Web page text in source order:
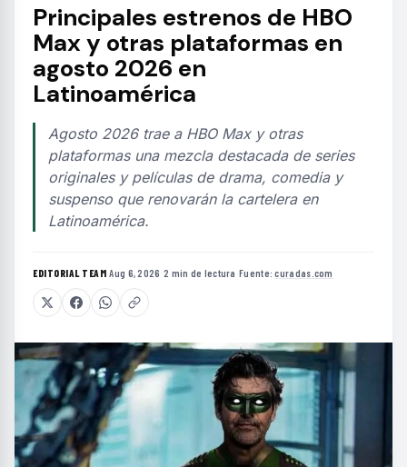
Principales estrenos de HBO
Max y otras plataformas en
agosto 2026 en
Latinoamérica
Agosto 2026 trae a HBO Max y otras
plataformas una mezcla destacada de series
originales y películas de drama, comedia y
suspenso que renovarán la cartelera en
Latinoamérica.
EDITORIAL TEAM·Aug 6, 2026 ·2 min de lectura ·Fuente:curadas.com